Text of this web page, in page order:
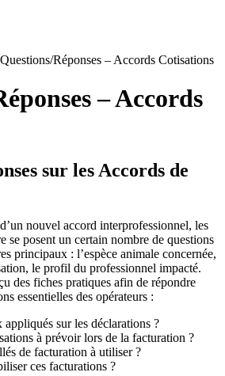
Questions/Réponses – Accords Cotisations
– Accords
sur les Accords de
nouvel accord interprofessionnel, les
se posent un certain nombre de questions
principaux : l’espèce animale concernée,
le profil du professionnel impacté.
des fiches pratiques afin de répondre
essentielles des opérateurs :
appliqués sur les déclarations ?
à prévoir lors de la facturation ?
de facturation à utiliser ?
ces facturations ?